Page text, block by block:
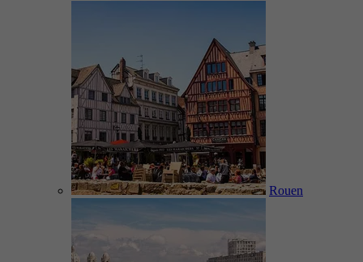
Rouen